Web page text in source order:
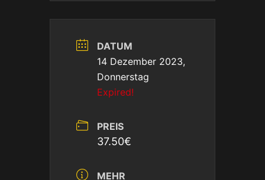
DATUM
14 Dezember 2023,
Donnerstag
Expired!
PREIS
37.50€
MEHR